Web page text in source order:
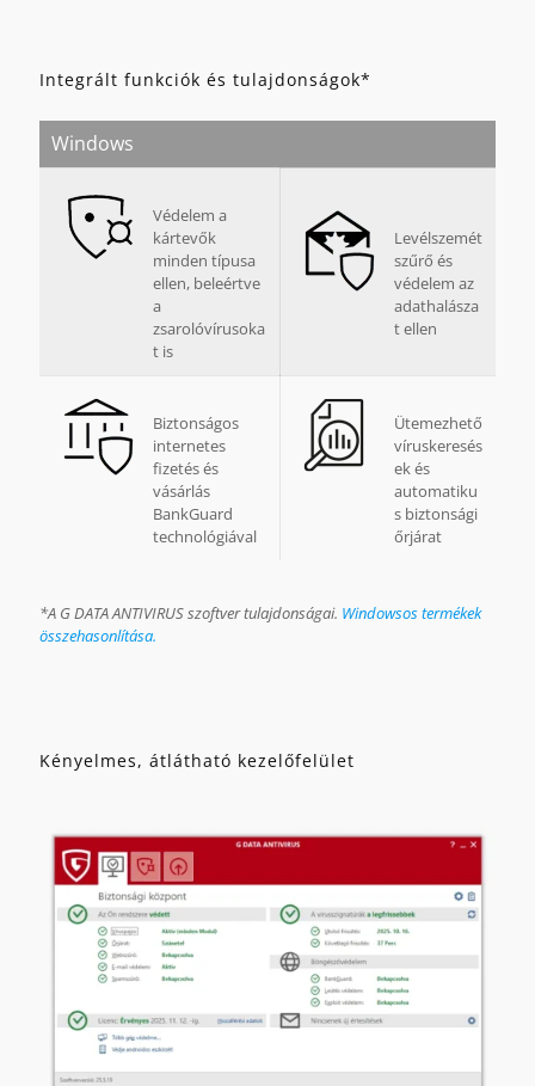
Integrált funkciók és tulajdonságok*
Windows
Védelem a
kártevők
minden típusa
ellen, beleértve
a
zsarolóvírusoka
t is
Levélszemét
szűrő és
védelem az
adathalásza
t ellen
Biztonságos
internetes
fizetés és
vásárlás
BankGuard
technológiával
Ütemezhető
víruskeresés
ek és
automatiku
s biztonsági
őrjárat
*A G DATA ANTIVIRUS szoftver tulajdonságai. Windowsos termékek
összehasonlítása.
Kényelmes, átlátható kezelőfelület